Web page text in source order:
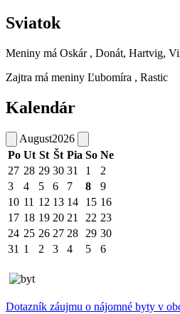
Sviatok
Meniny má Oskár , Donát, Hartvig,
Zajtra má meniny Ľubomíra , Rastic
Kalendár
August2026
Po Ut St Št Pia So Ne
27 28 29 30 31 1
2
3
4 5 6 7 8
9
10 11 12 13 14 15 16
17 18 19 20 21 22 23
24 25 26 27 28 29 30
31 1 2 3 4 5 6
Dotazník záujmu o nájomné byty v